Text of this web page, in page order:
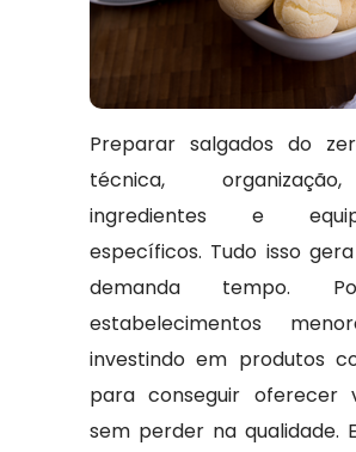
Preparar salgados do
técnica,
ingredientes e
específicos. Tudo isso
demanda tempo.
estabelecimentos
investindo em produtos
para conseguir oferecer
sem perder na qualidade.